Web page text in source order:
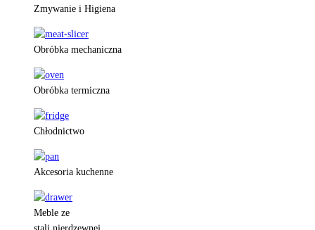
Zmywanie i Higiena
Obróbka mechaniczna
Obróbka termiczna
Chłodnictwo
Akcesoria kuchenne
Meble ze